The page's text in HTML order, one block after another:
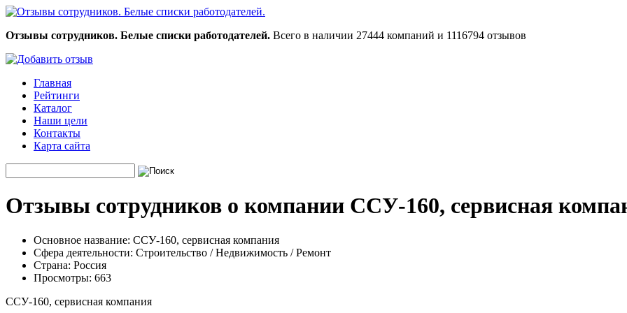
Отзывы сотрудников. Белые списки работодателей. Всего в наличии 27444 компаний и 1116794 отзывов
Главная
Рейтинги
Каталог
Наши цели
Контакты
Карта сайта
Отзывы сотрудников о компании ССУ-160, сервисная
Основное название: ССУ-160, сервисная компания
Сфера деятельности: Строительство / Недвижимость / Ремонт
Страна: Россия
Просмотры: 663
ССУ-160, сервисная компания